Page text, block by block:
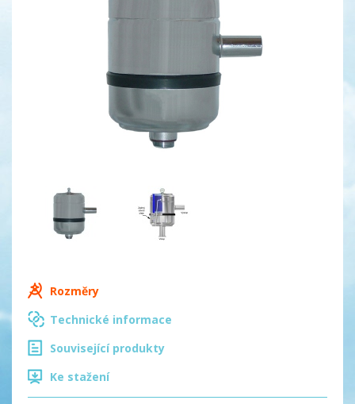
Rozměry
Technické informace
Související produkty
Ke stažení